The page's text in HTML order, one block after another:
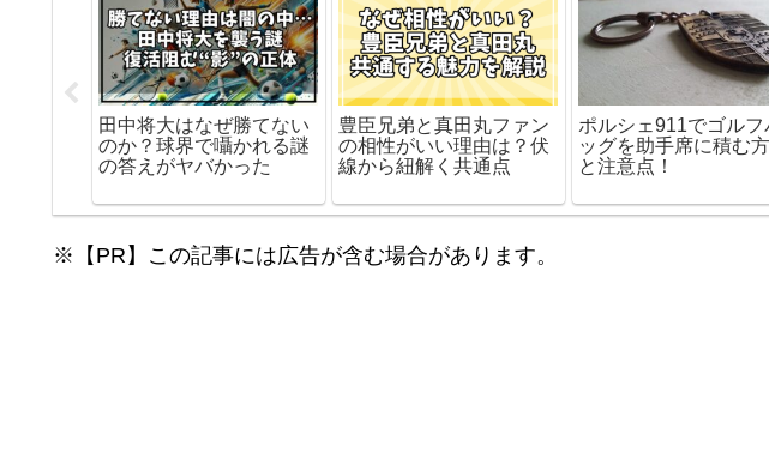
田中将大はなぜ勝てない
のか？球界で囁かれる謎
の答えがヤバかった
豊臣兄弟と真田丸ファン
の相性がいい理由は？伏
線から紐解く共通点
ポルシェ911でゴルフ
ッグを助手席に積む
と注意点！
※【PR】この記事には広告が含む場合があります。